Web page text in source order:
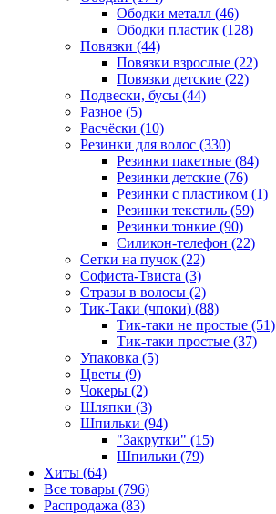
Ободки металл (46)
Ободки пластик (128)
Повязки (44)
Повязки взрослые (22)
Повязки детские (22)
Подвески, бусы (44)
Разное (5)
Расчёски (10)
Резинки для волос (330)
Резинки пакетные (84)
Резинки детские (76)
Резинки с пластиком (1)
Резинки текстиль (59)
Резинки тонкие (90)
Силикон-телефон (22)
Сетки на пучок (22)
Софиста-Твиста (3)
Стразы в волосы (2)
Тик-Таки (чпоки) (88)
Тик-таки не простые (51)
Тик-таки простые (37)
Упаковка (5)
Цветы (9)
Чокеры (2)
Шляпки (3)
Шпильки (94)
"Закрутки" (15)
Шпильки (79)
Хиты (64)
Все товары (796)
Распродажа (83)